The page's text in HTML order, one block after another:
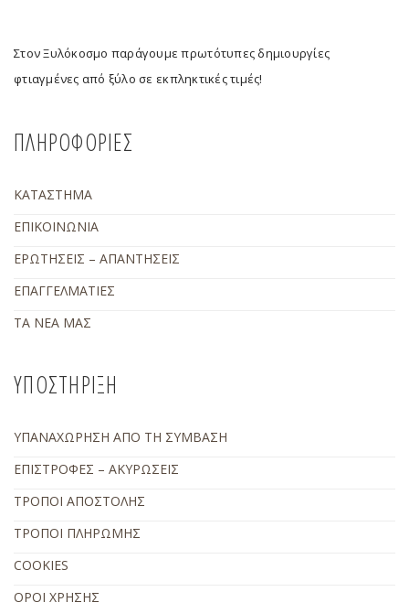
Στον Ξυλόκοσμο παράγουμε πρωτότυπες δημιουργίες
φτιαγμένες από ξύλο σε εκπληκτικές τιμές!
ΠΛΗΡΟΦΟΡΙΕΣ
ΚΑΤΑΣΤΗΜΑ
ΕΠΙΚΟΙΝΩΝΙΑ
ΕΡΩΤΗΣΕΙΣ – ΑΠΑΝΤΗΣΕΙΣ
ΕΠΑΓΓΕΛΜΑΤΙΕΣ
ΤΑ ΝΕΑ ΜΑΣ
ΥΠΟΣΤΗΡΙΞΗ
ΥΠΑΝΑΧΩΡΗΣΗ ΑΠΟ ΤΗ ΣΥΜΒΑΣΗ
ΕΠΙΣΤΡΟΦΕΣ – ΑΚΥΡΩΣΕΙΣ
ΤΡΟΠΟΙ ΑΠΟΣΤΟΛΗΣ
ΤΡΟΠΟΙ ΠΛΗΡΩΜΗΣ
COOKIES
ΟΡΟΙ ΧΡΗΣΗΣ